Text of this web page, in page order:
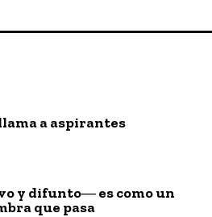
a aspirantes
y difunto― es como un
que pasa